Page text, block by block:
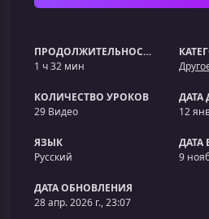
ПРОДОЛЖИТЕЛЬНОСТЬ
1 ч 32 мин
КОЛИЧЕСТВО УРОКОВ
29 Видео
ДАТА
12
ЯЗЫК
Русский
ДАТА
9
ДАТА ОБНОВЛЕНИЯ
28 апр. 2026 г., 23:07